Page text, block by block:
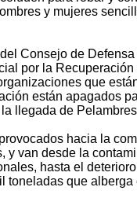
y mujeres
Consejo de
por la
que
están apagados
llegada de
hacia la
y van desde la
hasta el
toneladas que